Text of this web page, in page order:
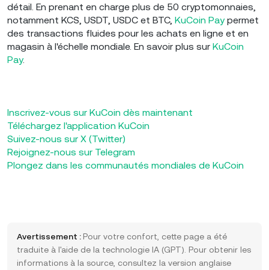
détail. En prenant en charge plus de 50 cryptomonnaies,
notamment KCS, USDT, USDC et BTC, KuCoin Paypermet
des transactions fluides pour les achats en ligne et en
magasin à l'échelle mondiale. En savoir plus sur KuCoin
Pay.
Inscrivez-vous sur KuCoin dès maintenant
Téléchargez l'application KuCoin
Suivez-nous sur X (Twitter)
Rejoignez-nous sur Telegram
Plongez dans les communautés mondiales de KuCoin
Avertissement : Pour votre confort, cette page a été
traduite à l'aide de la technologie IA (GPT). Pour obtenir les
informations à la source, consultez la version anglaise